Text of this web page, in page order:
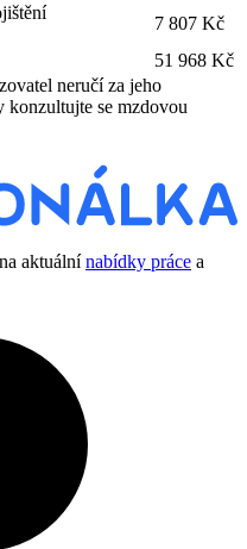
7 807 Kč
51 968 Kč
neručí za jeho
konzultujte se mzdovou
aktuálnínabídky práce a